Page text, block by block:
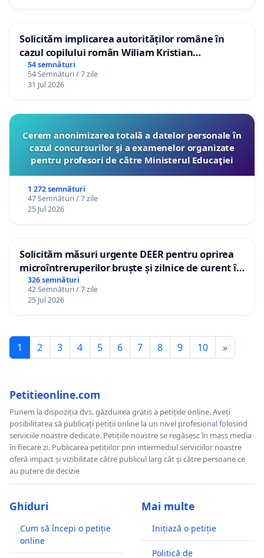
Solicităm implicarea autorităților române în
cazul copilului român Wiliam Kristian
Gheorghe, aflat în plasament în Danemarca de
12 ani
54 semnături
54 Semnături / 7 zile
31 Jul 2026
Cerem anonimizarea totală a datelor personale în
cazul concursurilor şi a examenelor organizate
pentru profesori de către Ministerul Educaţiei
1 272 semnături
47 Semnături / 7 zile
25 Jul 2026
Solicităm măsuri urgente DEER pentru oprirea
microîntreruperilor bruște și zilnice de curent în
Sâncraiu de Mureș și Nazna
326 semnături
42 Semnături / 7 zile
25 Jul 2026
1 2 3 4 5 6 7 8 9 10 »
Petitieonline.com
Punem la dispoziția dvs. găzduirea gratis a petițiile online. Aveți
posibilitatea să publicați petiții online la un nivel profesional folosind
serviciile noastre dedicate. Petițiile noastre se regăsesc în mass media
în fiecare zi. Publicarea petițiilor prin intermediul serviciilor noastre
oferă impact și vizibilitate către publicul larg cât și către persoane ce
au putere de decizie
Ghiduri
Cum să începi o petiție
online
Mai multe
Inițiază o petiție
Politică de